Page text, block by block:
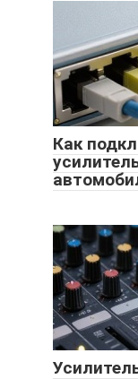
Как